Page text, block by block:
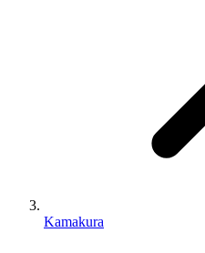
Kamakura